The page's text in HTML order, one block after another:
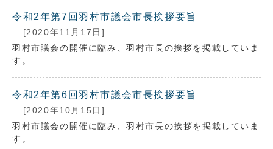
令和2年第7回羽村市議会市長挨拶要旨
[2020年11月17日]
羽村市議会の開催に臨み、羽村市長の挨拶を掲載していま
す。
令和2年第6回羽村市議会市長挨拶要旨
[2020年10月15日]
羽村市議会の開催に臨み、羽村市長の挨拶を掲載していま
す。